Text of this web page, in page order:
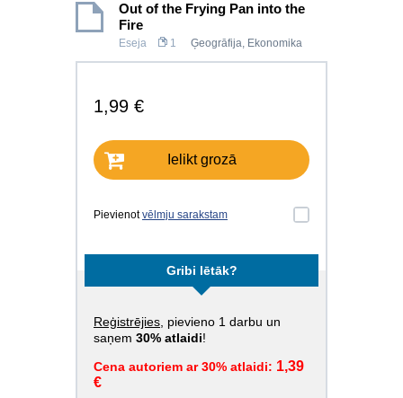
Out of the Frying Pan into the
Fire
Eseja 1 Ģeogrāfija, Ekonomika
1,99 €
Ielikt grozā
Pievienotvēlmju sarakstam
Gribi lētāk?
Reģistrējies , pievieno 1 darbu un
saņem 30% atlaidi!
Cena autoriem ar 30% atlaidi: 1,39
€